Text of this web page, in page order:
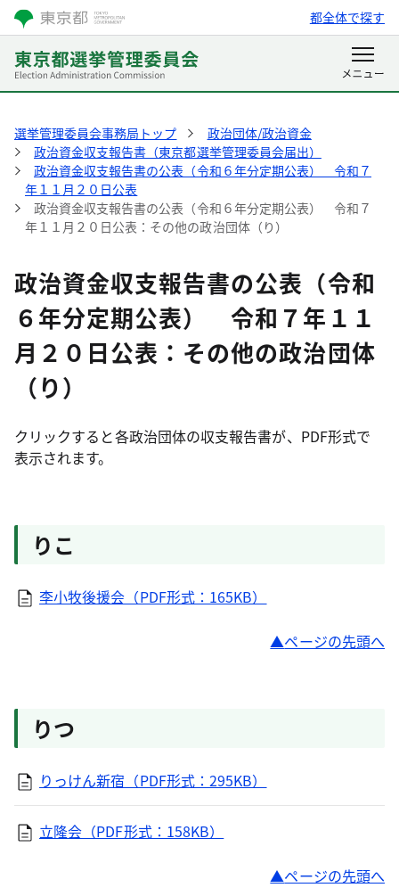
都全体で探す
選挙管理委員会事務局トップ
政治団体/政治資金
政治資金収支報告書（東京都選挙管理委員会届出）
政治資金収支報告書の公表（令和６年分定期公表） 令和７
年１１月２０日公表
政治資金収支報告書の公表（令和６年分定期公表） 令和７
年１１月２０日公表：その他の政治団体（り）
政治資金収支報告書の公表（令和
６年分定期公表） 令和７年１１
月２０日公表：その他の政治団体
（り）
クリックすると各政治団体の収支報告書が、PDF形式で
表示されます。
りこ
李小牧後援会（PDF形式：165KB）
ページの先頭へ
りつ
りっけん新宿（PDF形式：295KB）
立隆会（PDF形式：158KB）
ページの先頭へ